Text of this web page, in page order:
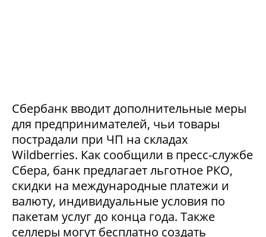
Сбербанк вводит дополнительные меры
для предпринимателей, чьи товары
пострадали при ЧП на складах
Wildberries. Как сообщили в пресс-службе
Сбера, банк предлагает льготное РКО,
скидки на международные платежи и
валюту, индивидуальные условия по
пакетам услуг до конца года. Также
селлеры могут бесплатно создать